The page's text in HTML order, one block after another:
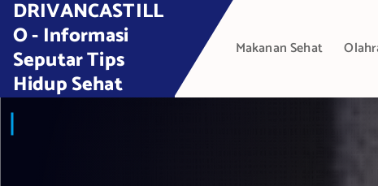
DRIVANCASTILL
O - Informasi
Seputar Tips
Hidup Sehat
Makanan Sehat